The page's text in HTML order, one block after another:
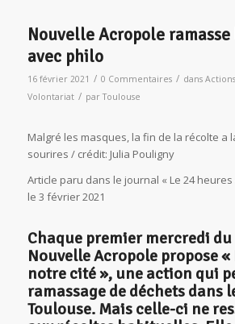
Nouvelle Acropole ramasse
avec philo
16 février 2021 / 0 Commentaires / dans
Volontariat / parToulouse
Malgré les masques, la fin de la récolte a
sourires / crédit: Julia Pouligny
Article paru dans le journal « Le 24 heures
le 3 février 2021
Chaque premier mercredi
Nouvelle Acropole propose
notre cité », une action qui
ramassage de déchets dans
Toulouse. Mais celle-ci ne